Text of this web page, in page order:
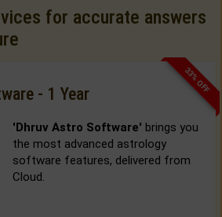
for accurate answers
33% OFF
- 1 Year
'Dhruv Astro Software' brings you
the most advanced astrology
software features, delivered from
Cloud.